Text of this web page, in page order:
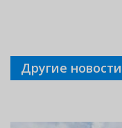
Другие новости